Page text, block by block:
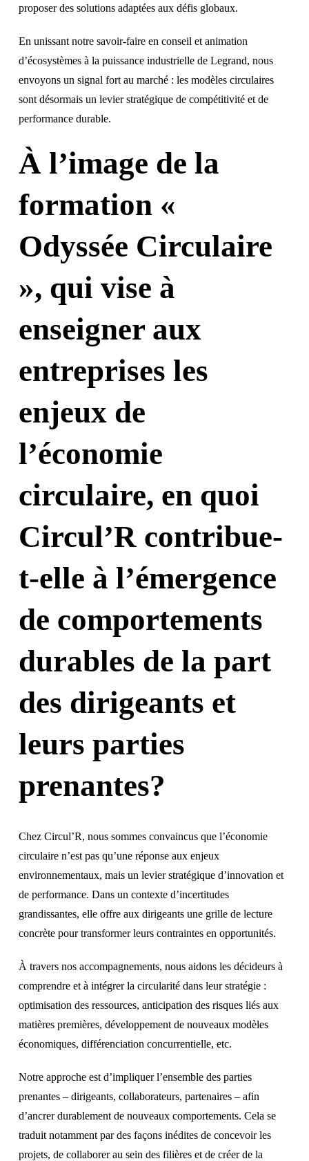
Accueil
Nos évènements
Nos contenus
Nos articles
Devenir partenaire
proposer des solutions adaptées aux défis globaux.
En unissant notre savoir-faire en conseil et animation
d’écosystèmes à la puissance industrielle de Legrand, nous
envoyons un signal fort au marché : les modèles circulaires
sont désormais un levier stratégique de compétitivité et de
performance durable.
À l’image de la
formation «
Odyssée Circulaire
», qui vise à
enseigner aux
entreprises les
enjeux de
l’économie
circulaire, en quoi
Circul’R contribue-
t-elle à l’émergence
de comportements
durables de la part
des dirigeants et
leurs parties
prenantes?
Chez Circul’R, nous sommes convaincus que l’économie
circulaire n’est pas qu’une réponse aux enjeux
environnementaux, mais un levier stratégique d’innovation et
de performance. Dans un contexte d’incertitudes
grandissantes, elle offre aux dirigeants une grille de lecture
concrète pour transformer leurs contraintes en opportunités.
À travers nos accompagnements, nous aidons les décideurs à
comprendre et à intégrer la circularité dans leur stratégie :
optimisation des ressources, anticipation des risques liés aux
matières premières, développement de nouveaux modèles
économiques, différenciation concurrentielle, etc.
Notre approche est d’impliquer l’ensemble des parties
prenantes – dirigeants, collaborateurs, partenaires – afin
d’ancrer durablement de nouveaux comportements. Cela se
traduit notamment par des façons inédites de concevoir les
projets, de collaborer au sein des filières et de créer de la